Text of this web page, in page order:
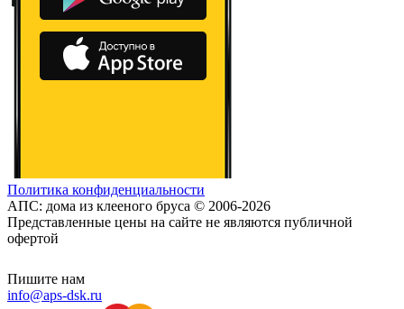
Политика конфиденциальности
АПС: дома из клееного бруса © 2006-2026
Представленные цены на сайте не являются публичной
офертой
Пишите нам
info@aps-dsk.ru